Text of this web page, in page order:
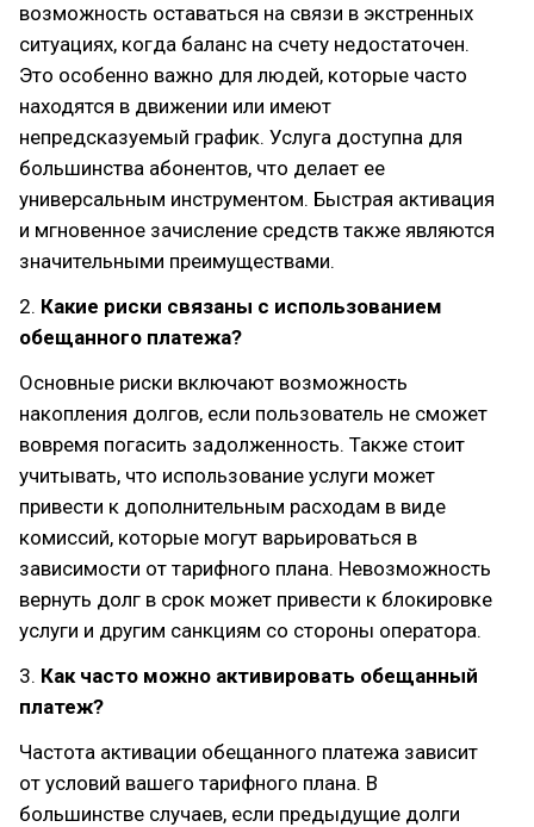
возможность оставаться на связи в экстренных
ситуациях, когда баланс на счету недостаточен.
Это особенно важно для людей, которые часто
находятся в движении или имеют
непредсказуемый график. Услуга доступна для
большинства абонентов, что делает ее
универсальным инструментом. Быстрая активация
и мгновенное зачисление средств также являются
значительными преимуществами.
2. Какие риски связаны с использованием
обещанного платежа?
Основные риски включают возможность
накопления долгов, если пользователь не сможет
вовремя погасить задолженность. Также стоит
учитывать, что использование услуги может
привести к дополнительным расходам в виде
комиссий, которые могут варьироваться в
зависимости от тарифного плана. Невозможность
вернуть долг в срок может привести к блокировке
услуги и другим санкциям со стороны оператора.
3. Как часто можно активировать обещанный
платеж?
Частота активации обещанного платежа зависит
от условий вашего тарифного плана. В
большинстве случаев, если предыдущие долги